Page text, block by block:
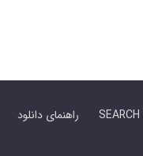
راهنمای دانلود